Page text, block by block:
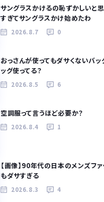
サングラスかけるの恥ずかしいと
すぎてサングラスかけ始めたわ
2026.8.7 0
おっさんが使ってもダサくないバッ
ッグ使ってる？
2026.8.5 6
空調服って言うほど必要か？
2026.8.4 1
【画像】90年代の日本のメンズフ
もダサすぎる
2026.8.3 4